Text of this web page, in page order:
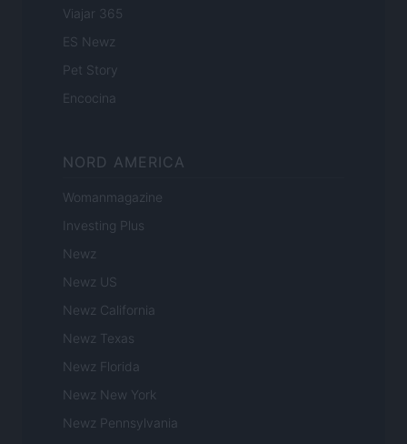
Viajar 365
ES Newz
Pet Story
Encocina
NORD AMERICA
Womanmagazine
Investing Plus
Newz
Newz US
Newz California
Newz Texas
Newz Florida
Newz New York
Newz Pennsylvania